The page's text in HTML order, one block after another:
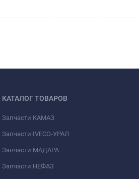
КАТАЛОГ ТОВАРОВ
Запчасти КАМАЗ
Запчасти IVECO-УРАЛ
Запчасти МАДАРА
Запчасти НЕФАЗ